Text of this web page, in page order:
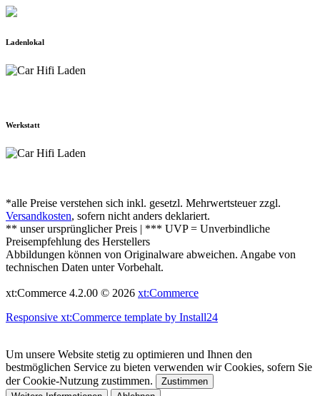
Ladenlokal
Werkstatt
*alle Preise verstehen sich inkl. gesetzl. Mehrwertsteuer zzgl.
Versandkosten, sofern nicht anders deklariert.
** unser ursprünglicher Preis | *** UVP = Unverbindliche
Preisempfehlung des Herstellers
Abbildungen können von Originalware abweichen. Angabe von
technischen Daten unter Vorbehalt.
xt:Commerce 4.2.00 © 2026 xt:Commerce
Responsive xt:Commerce template by Install24
Um unsere Website stetig zu optimieren und Ihnen den
bestmöglichen Service zu bieten verwenden wir Cookies, sofern Sie
der Cookie-Nutzung zustimmen.